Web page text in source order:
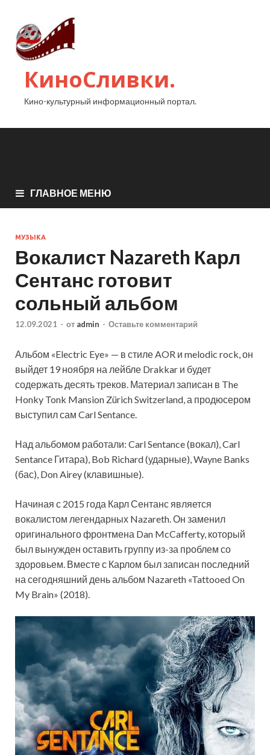
КиноСливки.
Кино-культурный информационный портал.
ГЛАВНОЕ МЕНЮ
МУЗЫКА
Вокалист Nazareth Карл
Сентанс готовит
сольный альбом
12.09.2021 - от admin - Оставьте комментарий
Альбом «Electric Eye» — в стиле AOR и melodic rock, он
выйдет 19 ноября на лейбле Drakkar и будет
содержать десять треков. Материал записан в The
Honky Tonk Mansion Zürich Switzerland, а продюсером
выступил сам Carl Sentance.
Над альбомом работали: Carl Sentance (вокал), Carl
Sentance Гитара), Bob Richard (ударные), Wayne Banks
(бас), Don Airey (клавишные).
Начиная с 2015 года Карл Сентанс является
вокалистом легендарных Nazareth. Он заменил
оригинального фронтмена Dan McCafferty, который
был вынужден оставить группу из-за проблем со
здоровьем. Вместе с Карлом был записан последний
на сегодняшний день альбом Nazareth «Tattooed On
My Brain» (2018).